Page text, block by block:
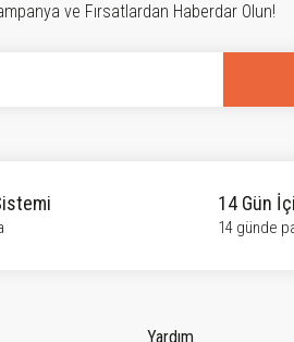
ve Fırsatlardan Haberdar Olun!
14 Gün
14 günde
Yardım